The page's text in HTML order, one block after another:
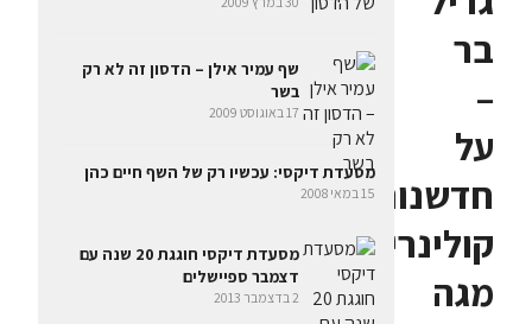
בר
–
על
חדשנות
קולינרית,
מגה
שף עמיר אילן – הדסון זה לא רק
בשר
17 באוגוסט 2009
מסעדת דיקסי: עכשיו רק של השף חיים כהן
15 במאי 2008
מסעדת דיקסי חוגגת 20 שנה עם
דצמבר ספיישלים
2 בדצמבר 2013